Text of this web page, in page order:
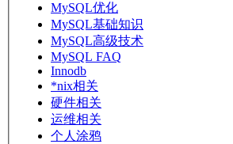
MySQL优化
MySQL基础知识
MySQL高级技术
MySQL FAQ
Innodb
*nix相关
硬件相关
运维相关
个人涂鸦